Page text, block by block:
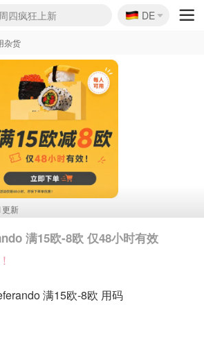
促开抢！
四疯狂上新
&OtherStories大促
75折 随时失效
独家85折
Camper额外叠85折
莱闪促！每日更新
囤！5折起+叠9折
仅€192
🇩🇪
DE
杂货
新
满15欧-8欧 仅48小时有效
满15欧-8欧 用码